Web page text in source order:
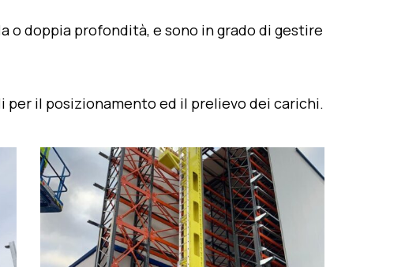
o doppia profondità, e sono in grado di gestire
il posizionamento ed il prelievo dei carichi.